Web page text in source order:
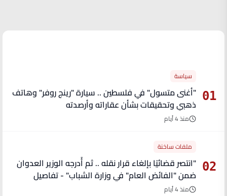
01
سياسة
"أغنى متسول" في فلسطين .. سيارة "رينج روفر" وهاتف
ذهبي وتحقيقات بشأن عقاراته وأرصدته
منذ 4 أيام
02
ملفات ساخنة
"انتصر قضائيًا بإلغاء قرار نقله .. ثم أُدرجه الوزير العدوان
ضمن "الفائض العام" في وزارة الشباب" - تفاصيل
منذ 4 أيام